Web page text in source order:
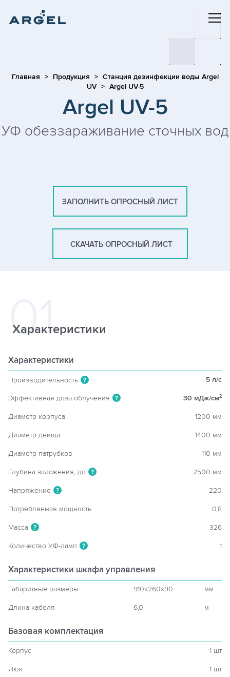
Главная Продукция
Станция дезинфекции воды Argel
UV
Argel UV-5
Argel UV-5
УФ обеззараживание сточных вод
ЗАПОЛНИТЬ ОПРОСНЫЙ ЛИСТ
СКАЧАТЬ ОПРОСНЫЙ ЛИСТ
Характеристики
Характеристики
Производительность ? 5 л/c
Эффективная доза облучения ? 30 мДж/см2
Диаметр корпуса 1200 мм
Диаметр днища 1400 мм
Диаметр патрубков 110 мм
Глубина заложения, до ? 2500 мм
Напряжение ? 220
Потребляемая мощность 0,8
Масса ? 326
Количество УФ-ламп ? 1
Характеристики шкафа управления
Габаритные размеры 910x260x90 мм
Длина кабеля 6,0 м
Базовая комплектация
Корпус 1 шт
Люк 1 шт